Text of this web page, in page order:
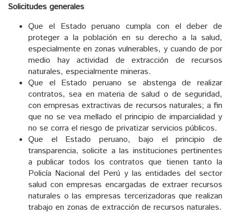
Solicitudes generales
Que el Estado peruano cumpla con el deber de
proteger a la población en su derecho a la salud,
especialmente en zonas vulnerables, y cuando de por
medio hay actividad de extracción de recursos
naturales, especialmente mineras.
Que el Estado peruano se abstenga de realizar
contratos, sea en materia de salud o de seguridad,
con empresas extractivas de recursos naturales; a fin
que no se vea mellado el principio de imparcialidad y
no se corra el riesgo de privatizar servicios públicos.
Que el Estado peruano, bajo el principio de
transparencia, solicite a las instituciones pertinentes
a publicar todos los contratos que tienen tanto la
Policía Nacional del Perú y las entidades del sector
salud con empresas encargadas de extraer recursos
naturales o las empresas tercerizadoras que realizan
trabajo en zonas de extracción de recursos naturales.